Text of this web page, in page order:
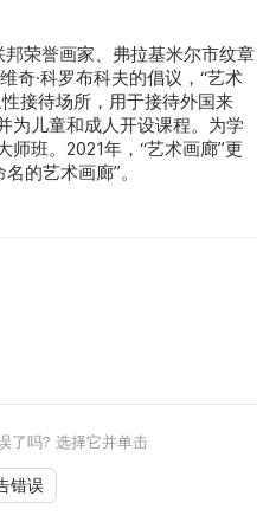
荣誉画家、弗拉基米尔市纹章
奇·科罗布科夫的倡议，“艺术
接待场所，用于接待外国来
为儿童和成人开设课程。为学
班。2021年，“艺术画廊”更
的艺术画廊”。
了吗? 选择它并单击
错误